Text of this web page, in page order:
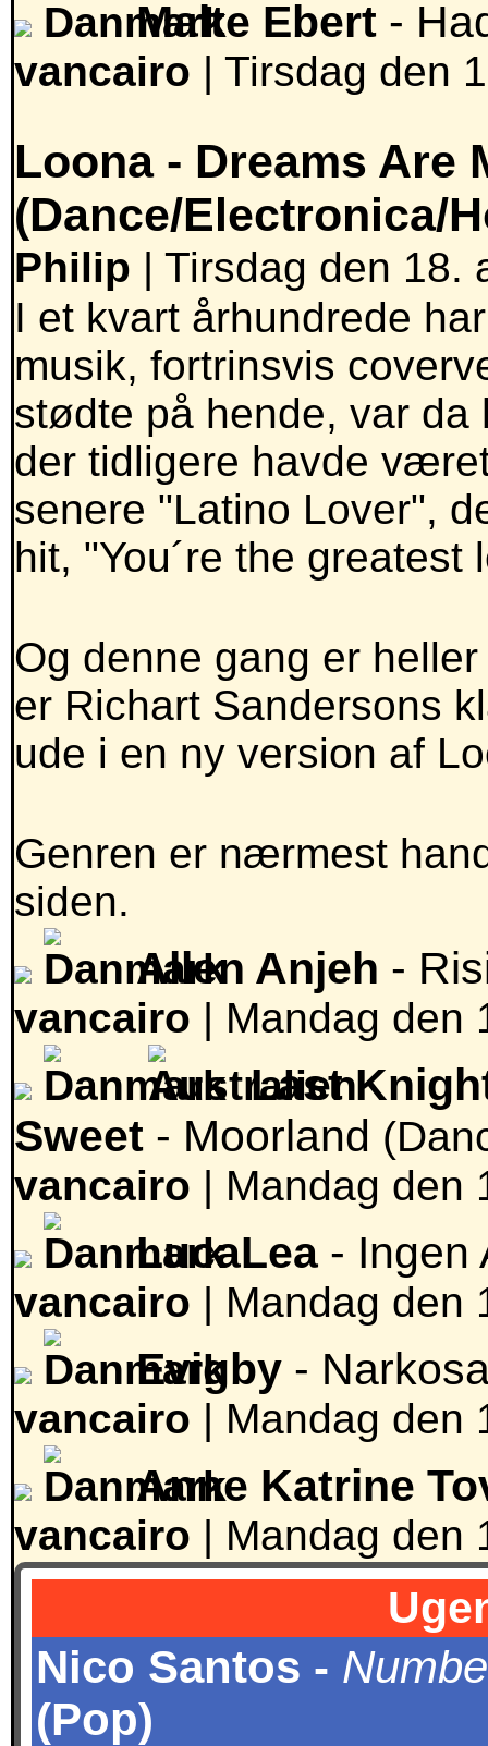
Malte Ebert -
vancairo | Tirsdag den
Loona - Dreams Are
(Dance/Electronica/
Philip | Tirsdag den 18.
I et kvart århundrede
musik, fortrinsvis
stødte på hende, var
der tidligere havde
senere "Latino Lover",
hit, "You´re the greatest
Og denne gang er
er Richart Sandersons
ude i en ny version af
Genren er nærmest
siden.
Allen Anjeh -
vancairo | Mandag den
Last
Sweet - Moorland
vancairo | Mandag den
LucaLea - Ingen
vancairo | Mandag den
Evigby -
vancairo | Mandag den
Anne Katrine
vancairo | Mandag den
Nico Santos -
(Pop)